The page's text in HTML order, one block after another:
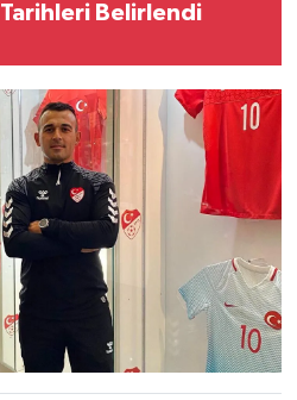
Tarihleri Belirlendi